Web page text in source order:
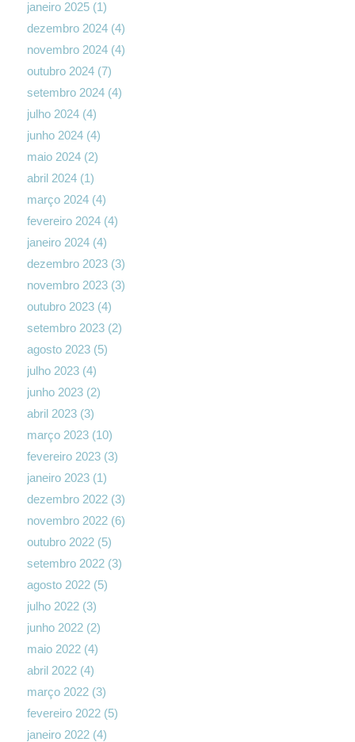
janeiro 2025(1)
dezembro 2024(4)
novembro 2024(4)
outubro 2024(7)
setembro 2024(4)
julho 2024(4)
junho 2024(4)
maio 2024(2)
abril 2024(1)
março 2024(4)
fevereiro 2024(4)
janeiro 2024(4)
dezembro 2023(3)
novembro 2023(3)
outubro 2023(4)
setembro 2023(2)
agosto 2023(5)
julho 2023(4)
junho 2023(2)
abril 2023(3)
março 2023(10)
fevereiro 2023(3)
janeiro 2023(1)
dezembro 2022(3)
novembro 2022(6)
outubro 2022(5)
setembro 2022(3)
agosto 2022(5)
julho 2022(3)
junho 2022(2)
maio 2022(4)
abril 2022(4)
março 2022(3)
fevereiro 2022(5)
janeiro 2022(4)